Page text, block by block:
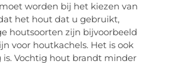
worden bij het kiezen van
het hout dat u gebruikt,
houtsoorten zijn bijvoorbeeld
voor houtkachels. Het is ook
Vochtig hout brandt minder